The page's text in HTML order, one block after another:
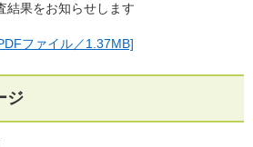
結果をお知らせします
ファイル／1.37MB]
ジ